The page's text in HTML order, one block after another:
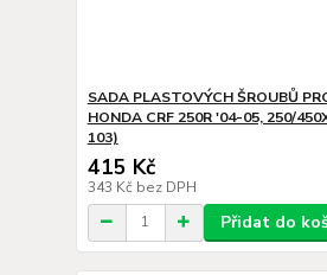
SADA PLASTOVÝCH ŠROUBŮ
HONDA CRF 250R '04-05, 250/
103)
415 Kč
343 Kč bez DPH
Přidat do